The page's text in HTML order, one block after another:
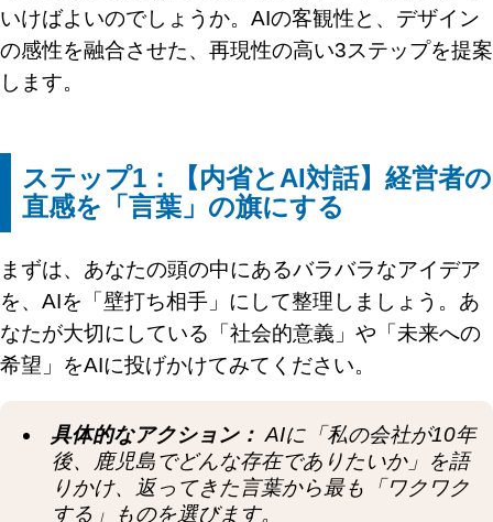
いけばよいのでしょうか。AIの客観性と、デザイン
の感性を融合させた、再現性の高い3ステップを提案
します。
ステップ1：【内省とAI対話】経営者の
直感を「言葉」の旗にする
まずは、あなたの頭の中にあるバラバラなアイデア
を、AIを「壁打ち相手」にして整理しましょう。あ
なたが大切にしている「社会的意義」や「未来への
希望」をAIに投げかけてみてください。
具体的なアクション： AIに「私の会社が10年
後、鹿児島でどんな存在でありたいか」を語
りかけ、返ってきた言葉から最も「ワクワク
する」ものを選びます。